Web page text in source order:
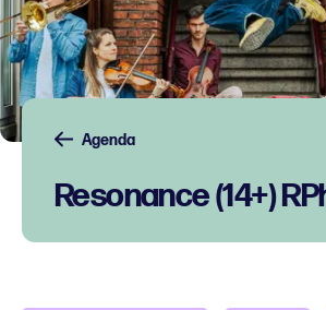
Agenda
Resonance (14+)